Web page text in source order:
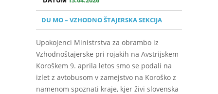
DU MO – VZHODNO ŠTAJERSKA SEKCIJA
Upokojenci Ministrstva za obrambo iz
Vzhodnoštajerske pri rojakih na Avstrijskem
Koroškem 9. aprila letos smo se podali na
izlet z avtobusom v zamejstvo na Koroško z
namenom spoznati kraje, kjer živi slovenska